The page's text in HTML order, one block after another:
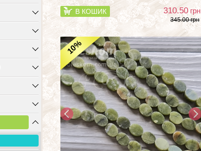
В КОШИК 310.50 грн
345.00 грн
10%